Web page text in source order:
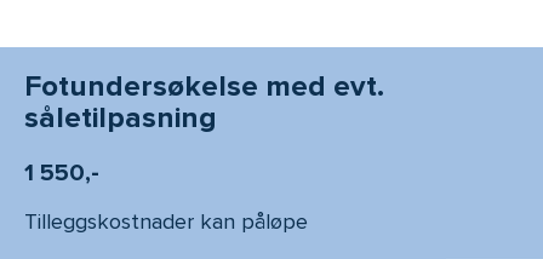
Fotundersøkelse med evt.
såletilpasning
1 550,-
Tilleggskostnader kan påløpe